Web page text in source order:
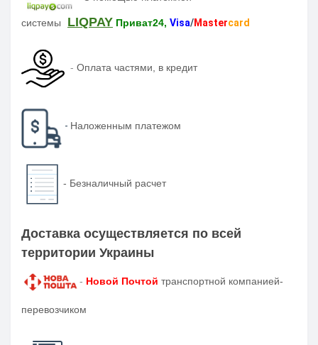
системы LIQPAY Приват24, Visa/Mastercard
- Оплата частями, в кредит
- Наложенным платежом
- Безналичный расчет
Доставка осуществляется по всей
территории Украины
- Новой Почтой транспортной компанией-
перевозчиком